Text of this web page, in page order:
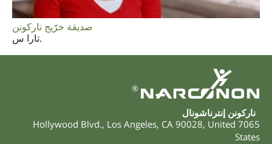
صديقة خرّيج ناركونن
تارا س.
®
ناركونن إنترناشونال
7065 Hollywood Blvd.
, Los Angeles, CA 90028, United
States